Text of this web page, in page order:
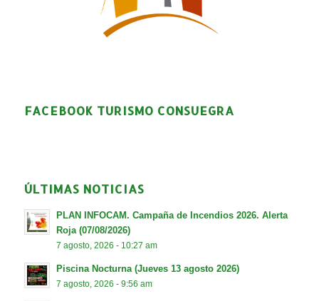
FACEBOOK TURISMO CONSUEGRA
ÚLTIMAS NOTICIAS
PLAN INFOCAM. Campaña de Incendios 2026. Alerta
Roja (07/08/2026)
7 agosto, 2026 - 10:27 am
Piscina Nocturna (Jueves 13 agosto 2026)
7 agosto, 2026 - 9:56 am